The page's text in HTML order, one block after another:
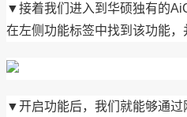
▼接着我们进入到华硕独有的
在左侧功能标签中找到该功能，
▼开启功能后，我们就能够通